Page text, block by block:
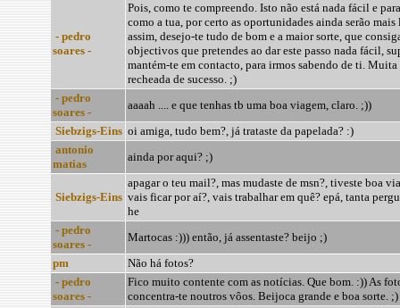
- pedro
soares -
Pois, como te compreendo. Isto não está nada fácil e
como a tua, por certo as oportunidades ainda serão
assim, desejo-te tudo de bom e a maior sorte, que
objectivos que pretendes ao dar este passo nada fácil,
mantém-te em contacto, para irmos sabendo de ti.
recheada de sucesso. ;)
- pedro
soares -
aaaah .... e que tenhas tb uma boa viagem, claro. ;))
Siebzigs-Eins oi amiga, tudo bem?, já trataste da papelada? :)
antonio
matias
ainda por aqui? ;)
Siebzigs-Eins
apagar o teu mail?, mas mudaste de msn?, tiveste boa
vais ficar por aí?, vais trabalhar em quê? epá, tanta
he
- pedro
soares -
Martocas :))) então, já assentaste? beijo ;)
pm
Não há fotos?
- pedro
soares -
Fico muito contente com as notícias. Que bom. :)) As
concentra-te noutros vôos. Beijoca grande e boa sorte. ;)